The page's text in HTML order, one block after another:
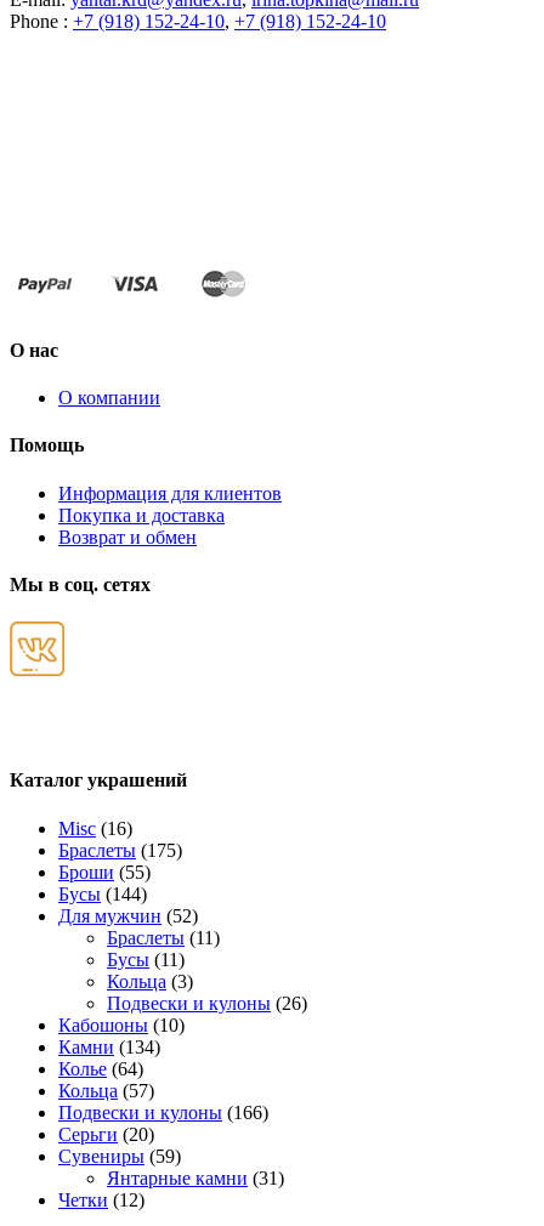
Phone : +7 (918) 152-24-10, +7 (918) 152-24-10
О нас
О компании
Помощь
Информация для клиентов
Покупка и доставка
Возврат и обмен
Мы в соц. сетях
Каталог украшений
Misc (16)
Браслеты (175)
Броши (55)
Бусы (144)
Для мужчин (52)
Браслеты (11)
Бусы (11)
Кольца (3)
Подвески и кулоны (26)
Кабошоны (10)
Камни (134)
Колье (64)
Кольца (57)
Подвески и кулоны (166)
Серьги (20)
Сувениры (59)
Янтарные камни (31)
Четки (12)